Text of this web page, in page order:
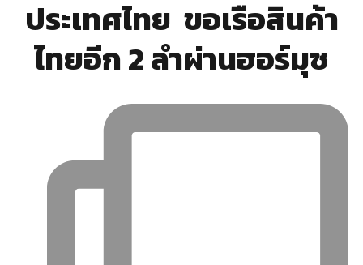
ประเทศไทย ขอเรือสินค้า
ไทยอีก 2 ลำผ่านฮอร์มุซ